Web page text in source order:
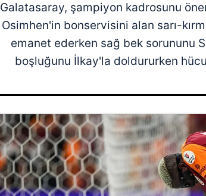
Galatasaray, şampiyon kadrosunu
Osimhen'in bonservisini alan sarı-
emanet ederken sağ bek sorununu
boşluğunu İlkay'la doldururken